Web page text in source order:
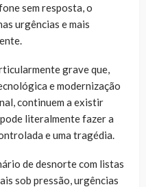
sem resposta, o
urgências e mais
grave que,
e modernização
continuem a existir
literalmente fazer a
e uma tragédia.
de desnorte com listas
sob pressão, urgências